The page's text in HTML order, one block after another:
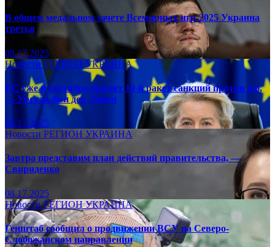
В общем медальном зачете Всемирных игр-2025 Украина
третья
08.17.2025
НовостиРЕГИОНУКРАИНА
ЕС уже в сентябре примет 19-й ракет санкций против рф,
— Урсула фон дер Ляйен
08.17.2025
Новости РЕГИОН УКРАИНА
Завтра представим план действий правительства, —
Свириденко
08.17.2025
НовостиРЕГИОНУКРАИНА
Генштаб сообщил о продвижении ВСУ на Северо-
Слобожанском направлении